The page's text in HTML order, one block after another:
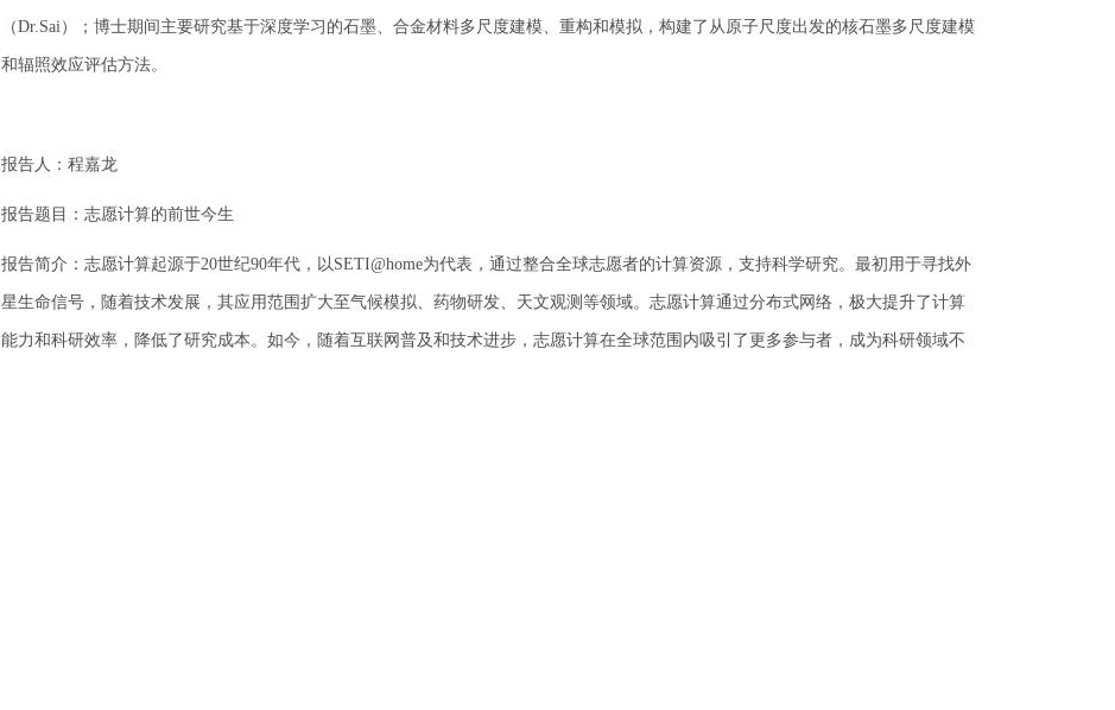
（Dr.Sai）；博士期间主要研究基于深度学习的石墨、合金材料多尺度建模、重构和模拟，构建了从原子尺度出发的核石墨多尺度建模
和辐照效应评估方法。
报告人：程嘉龙
报告题目：志愿计算的前世今生
报告简介：志愿计算起源于20世纪90年代，以SETI@home为代表，通过整合全球志愿者的计算资源，支持科学研究。最初用于寻找外
星生命信号，随着技术发展，其应用范围扩大至气候模拟、药物研发、天文观测等领域。志愿计算通过分布式网络，极大提升了计算
能力和科研效率，降低了研究成本。如今，随着互联网普及和技术进步，志愿计算在全球范围内吸引了更多参与者，成为科研领域不